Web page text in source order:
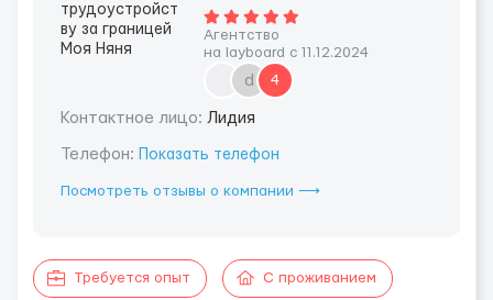
Агентство
на layboard с 11.12.2024
d 4
Контактное лицо: Лидия
Телефон: Показать телефон
Посмотреть отзывы о компании ⟶
Требуется опыт С проживанием